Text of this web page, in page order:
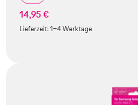
14,95 €
Lieferzeit:1-4 Werktage